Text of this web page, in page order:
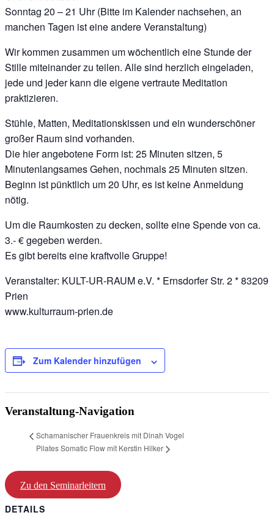
Sonntag 20 – 21 Uhr (Bitte im Kalender nachsehen, an
manchen Tagen ist eine andere Veranstaltung)
Wir kommen zusammen um wöchentlich eine Stunde der
Stille miteinander zu teilen. Alle sind herzlich eingeladen,
jede und jeder kann die eigene vertraute Meditation
praktizieren.
Stühle, Matten, Meditationskissen und ein wunderschöner
großer Raum sind vorhanden.
Die hier angebotene Form ist: 25 Minuten sitzen, 5
Minutenlangsames Gehen, nochmals 25 Minuten sitzen.
Beginn ist pünktlich um 20 Uhr, es ist keine Anmeldung
nötig.
Um die Raumkosten zu decken, sollte eine Spende von ca.
3.- € gegeben werden.
Es gibt bereits eine kraftvolle Gruppe!
Veranstalter: KULT-UR-RAUM e.V. * Ernsdorfer Str. 2 * 83209
Prien
www.kulturraum-prien.de
Zum Kalender hinzufügen
Veranstaltung-Navigation
Schamanischer Frauenkreis mit Dinah Vogel
Pilates Somatic Flow mit Kerstin Hilker
Zu den Seminarleitern
DETAILS